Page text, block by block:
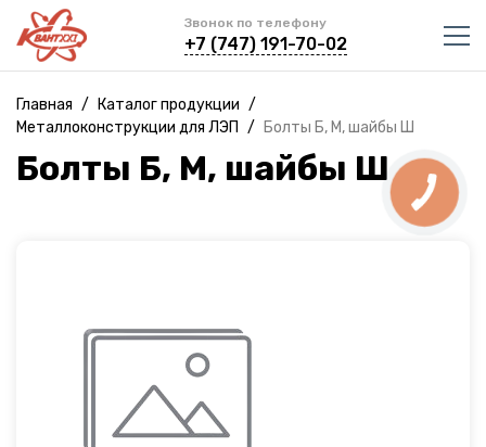
Звонок по телефону
+7 (747) 191-70-02
Главная / Каталог продукции /
Металлоконструкции для ЛЭП / Болты Б, М, шайбы Ш
Болты Б, М, шайбы Ш